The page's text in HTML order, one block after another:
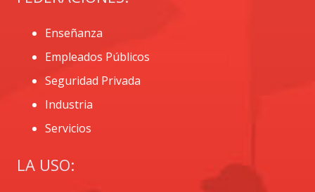
Enseñanza
Empleados Públicos
Seguridad Privada
Industria
Servicios
LA USO: